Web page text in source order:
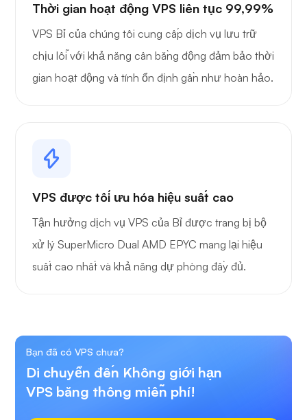
Thời gian hoạt động VPS liên tục 99,99%
VPS Bỉ của chúng tôi cung cấp dịch vụ lưu trữ
chịu lỗi với khả năng cân bằng động đảm bảo thời
gian hoạt động và tính ổn định gần như hoàn hảo.
VPS được tối ưu hóa hiệu suất cao
Tận hưởng dịch vụ VPS của Bỉ được trang bị bộ
xử lý SuperMicro Dual AMD EPYC mang lại hiệu
suất cao nhất và khả năng dự phòng đầy đủ.
Bạn đã có VPS chưa?
Di chuyển đến Không giới hạn
VPS băng thông miễn phí!